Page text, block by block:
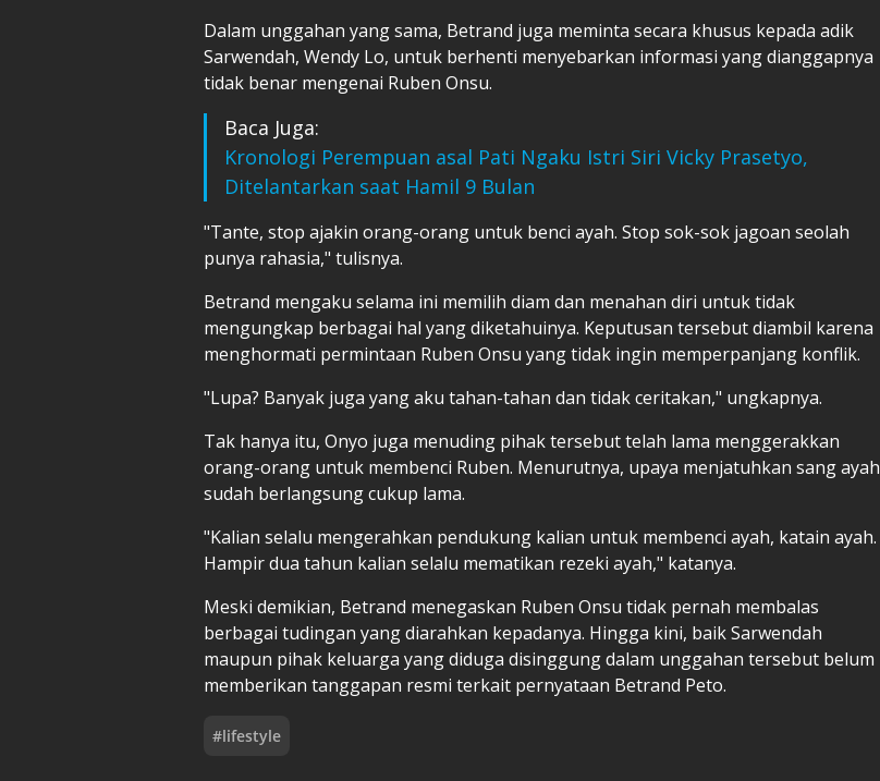
Dalam unggahan yang sama, Betrand juga meminta secara khusus kepada adik
Sarwendah, Wendy Lo, untuk berhenti menyebarkan informasi yang dianggapnya
tidak benar mengenai Ruben Onsu.
Baca Juga:
Kronologi Perempuan asal Pati Ngaku Istri Siri Vicky Prasetyo,
Ditelantarkan saat Hamil 9 Bulan
"Tante, stop ajakin orang-orang untuk benci ayah. Stop sok-sok jagoan seolah
punya rahasia," tulisnya.
Betrand mengaku selama ini memilih diam dan menahan diri untuk tidak
mengungkap berbagai hal yang diketahuinya. Keputusan tersebut diambil karena
menghormati permintaan Ruben Onsu yang tidak ingin memperpanjang konflik.
"Lupa? Banyak juga yang aku tahan-tahan dan tidak ceritakan," ungkapnya.
Tak hanya itu, Onyo juga menuding pihak tersebut telah lama menggerakkan
orang-orang untuk membenci Ruben. Menurutnya, upaya menjatuhkan sang ayah
sudah berlangsung cukup lama.
"Kalian selalu mengerahkan pendukung kalian untuk membenci ayah, katain ayah.
Hampir dua tahun kalian selalu mematikan rezeki ayah," katanya.
Meski demikian, Betrand menegaskan Ruben Onsu tidak pernah membalas
berbagai tudingan yang diarahkan kepadanya. Hingga kini, baik Sarwendah
maupun pihak keluarga yang diduga disinggung dalam unggahan tersebut belum
memberikan tanggapan resmi terkait pernyataan Betrand Peto.
#lifestyle